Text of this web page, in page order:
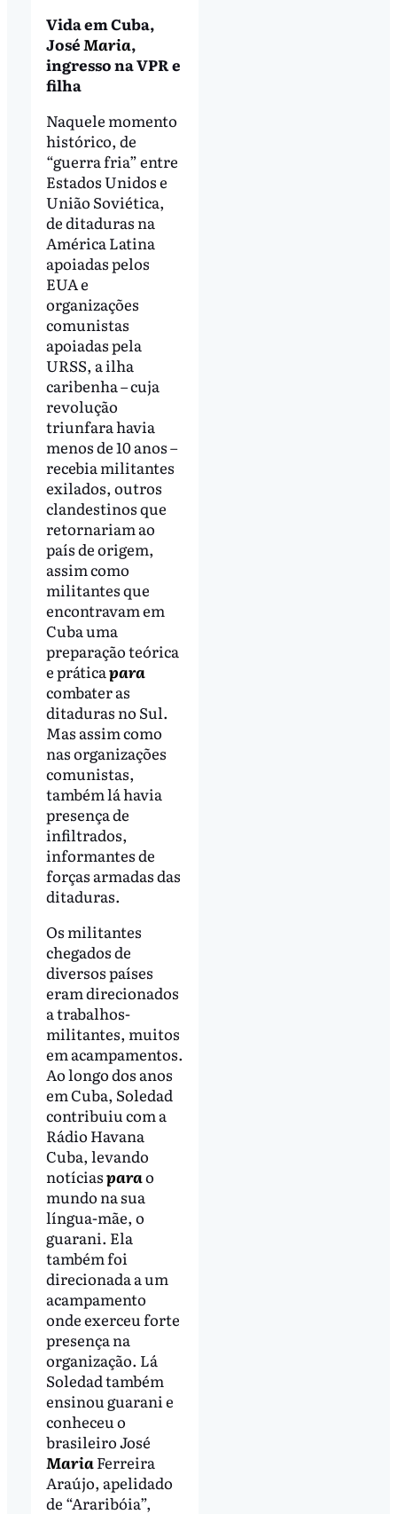
Vida em Cuba,
José Maria,
ingresso na VPR e
filha
Naquele momento
histórico, de
“guerra fria” entre
Estados Unidos e
União Soviética,
de ditaduras na
América Latina
apoiadas pelos
EUA e
organizações
comunistas
apoiadas pela
URSS, a ilha
caribenha – cuja
revolução
triunfara havia
menos de 10 anos –
recebia militantes
exilados, outros
clandestinos que
retornariam ao
país de origem,
assim como
militantes que
encontravam em
Cuba uma
preparação teórica
e práticapara
combater as
ditaduras no Sul.
Mas assim como
nas organizações
comunistas,
também lá havia
presença de
infiltrados,
informantes de
forças armadas das
ditaduras.
Os militantes
chegados de
diversos países
eram direcionados
a trabalhos-
militantes, muitos
em acampamentos.
Ao longo dos anos
em Cuba, Soledad
contribuiu com a
Rádio Havana
Cuba, levando
notíciasparao
mundo na sua
língua-mãe, o
guarani. Ela
também foi
direcionada a um
acampamento
onde exerceu forte
presença na
organização. Lá
Soledad também
ensinou guarani e
conheceu o
brasileiro José
MariaFerreira
Araújo, apelidado
de “Araribóia”,